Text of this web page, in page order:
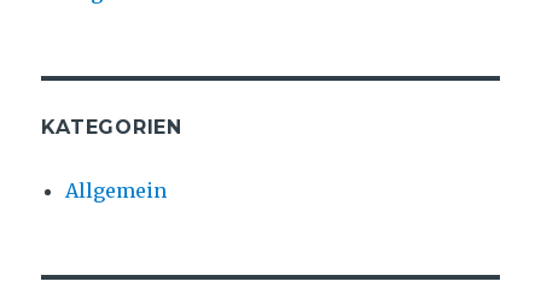
KATEGORIEN
Allgemein